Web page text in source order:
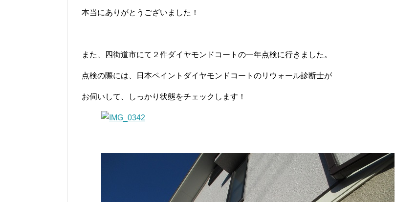
本当にありがとうございました！
また、四街道市にて２件ダイヤモンドコートの一年点検に行きました。
点検の際には、日本ペイントダイヤモンドコートのリウォール診断士が
お伺いして、しっかり状態をチェックします！